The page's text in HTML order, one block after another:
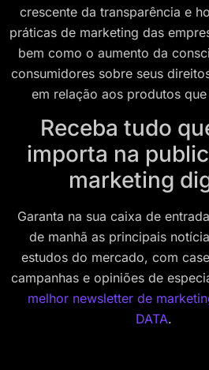
crescente da transparência e
práticas de marketing das
bem como o aumento da
consumidores sobre seus
em relação aos produtos
Receba tudo
importa na
marketing
Garanta na sua caixa de
de manhã as principais
estudos do mercado, com
campanhas e opiniões de
melhor newsletter de
DATA.